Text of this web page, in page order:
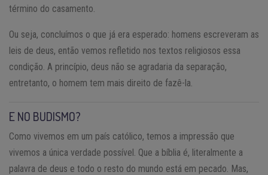
término do casamento.
Ou seja, concluímos o que já era esperado: homens escreveram as
leis de deus, então vemos refletido nos textos religiosos essa
condição. A princípio, deus não se agradaria da separação,
entretanto, o homem tem mais direito de fazê-la.
E NO BUDISMO?
Como vivemos em um país católico, temos a impressão que
vivemos a única verdade possível. Que a bíblia é, literalmente a
palavra de deus e todo o resto do mundo está em pecado. Mas,